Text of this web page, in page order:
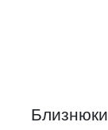
Близнюки